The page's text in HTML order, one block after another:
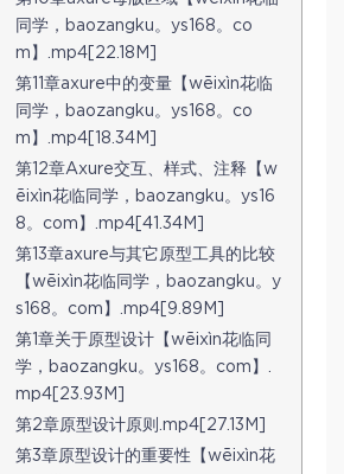
同学，baozangku。ys168。co
m】.mp4[22.18M]
第11章axure中的变量【wēixìn花临
同学，baozangku。ys168。co
m】.mp4[18.34M]
第12章Axure交互、样式、注释【w
ēixìn花临同学，baozangku。ys16
8。com】.mp4[41.34M]
第13章axure与其它原型工具的比较
【wēixìn花临同学，baozangku。y
s168。com】.mp4[9.89M]
第1章关于原型设计【wēixìn花临同
学，baozangku。ys168。com】.
mp4[23.93M]
第2章原型设计原则.mp4[27.13M]
第3章原型设计的重要性【wēixìn花